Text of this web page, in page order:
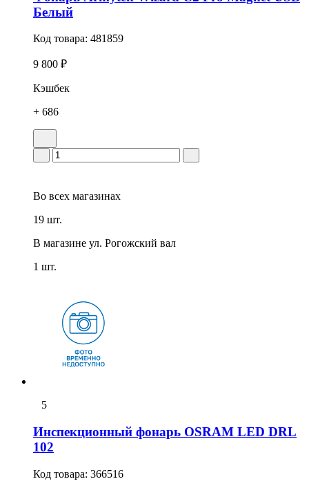
Белый
Код товара: 481859
9 800 ₽
Кэшбек
+ 686
Во всех магазинах
19 шт.
В магазине ул. Рогожский вал
1 шт.
5
Инспекционный фонарь OSRAM LED DRL
102
Код товара: 366516